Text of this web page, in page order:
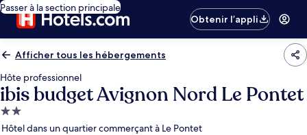
Passer à la section principale
Obtenir l’appli
Afficher tous les hébergements
Hôte professionnel
ibis budget Avignon Nord Le Pontet
Hébergement
2.0 étoiles
Hôtel dans un quartier commerçant à Le Pontet